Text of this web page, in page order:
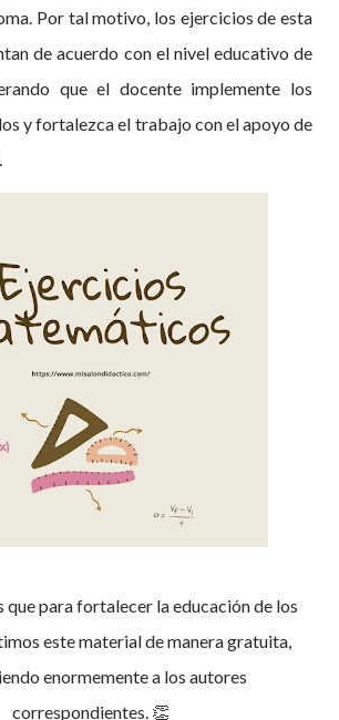
Por tal motivo, los ejercicios de esta
de acuerdo con el nivel educativo de
que el docente implemente los
y fortalezca el trabajo con el apoyo de
este material de manera gratuita,
enormemente a los autores
correspondientes. 👏